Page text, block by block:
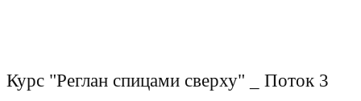
Курс "Реглан спицами сверху" _ Поток 3